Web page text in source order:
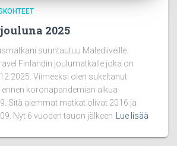
2025
suuntautuu Malediiveille.
Finlandin joulumatkalle joka on
Viimeeksi olen sukeltanut
ennen koronapandemian alkua
Sitä aiemmat matkat olivat 2016 ja
Nyt 6 vuoden tauon jälkeen
Lue lisää